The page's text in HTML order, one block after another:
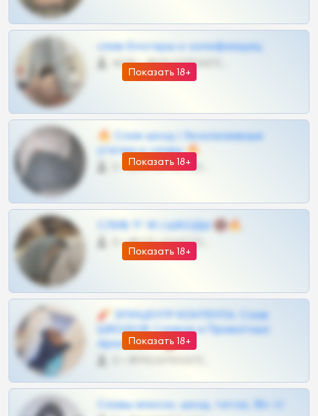
Показать 18+
слив блогерш и онлифанщиц
4675 •
Показать 18+
🔥 Слив шкод | Эксклюзивные
утечки и сливы 🔥
0 •
Показать 18+
СЛИВ ТГ 18 | ШКОДЫ 🔞🔥
0 •
Показать 18+
🧨 ЭПИЦЕНТР КОНТЕНТА: Слив
ШКОДОВ Сливов и Приватных
Архивов ТГ 🔞💎
Сливы вписок, шкод, теток, 18+ тг